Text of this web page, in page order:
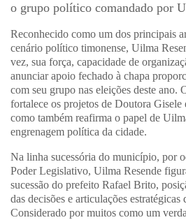
o grupo político comandado por
Reconhecido como um dos principais
cenário político timonense, Uilma
vez, sua força, capacidade de
anunciar apoio fechado à chapa
com seu grupo nas eleições deste ano.
fortalece os projetos de Doutora Gisele
como também reafirma o papel de
engrenagem política da cidade.
Na linha sucessória do município, por
Poder Legislativo, Uilma Resende
sucessão do prefeito Rafael Brito,
das decisões e articulações
Considerado por muitos como um